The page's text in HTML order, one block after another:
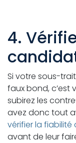
4.
Si votre sous-
faux bond, c’est
subirez les
avez donc tout
vérifier la
avant de leur